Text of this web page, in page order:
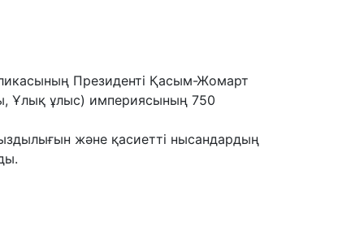
Президенті Қасым-Жомарт
Ұлық ұлыс) империясының 750
және қасиетті нысандардың